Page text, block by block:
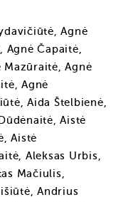
Agnė
Agnė Čapaitė,
Mazūraitė, Agnė
Agnė
Aida Štelbienė,
Aistė
Aistė
Aleksas Urbis,
Mačiulis,
Andrius